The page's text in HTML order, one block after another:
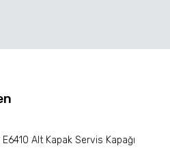
Alt Kapak Servis Kapağı